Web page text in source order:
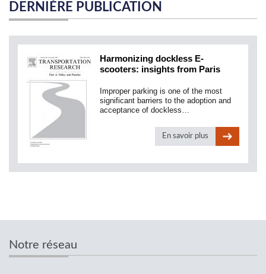
DERNIÈRE PUBLICATION
Harmonizing dockless E-
scooters: insights from Paris
Improper parking is one of the most
significant barriers to the adoption and
acceptance of dockless…
En savoir plus
Notre réseau